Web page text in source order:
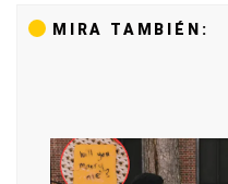
MIRA TAMBIÉN: